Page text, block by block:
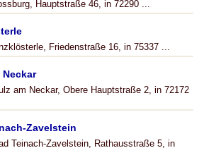
Hauptstraße 46, in 72290 ...
Friedenstraße 16, in 75337 ...
am Neckar, Obere Hauptstraße 2, in 72172
Zavelstein
Teinach-Zavelstein, Rathausstraße 5, in